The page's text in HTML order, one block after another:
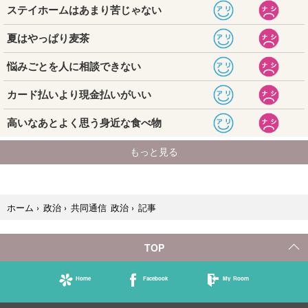
ホーム › 政治 › 共同通信 政治 › 記事
TOP
Home Facebook My Room